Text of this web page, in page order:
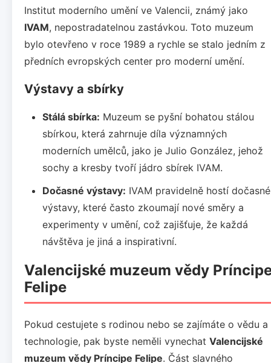
Institut moderního umění ve Valencii, známý jako
IVAM, nepostradatelnou zastávkou. Toto muzeum
bylo otevřeno v roce 1989 a rychle se stalo jedním z
předních evropských center pro moderní umění.
Výstavy a sbírky
Stálá sbírka: Muzeum se pyšní bohatou stálou
sbírkou, která zahrnuje díla významných
moderních umělců, jako je Julio González, jehož
sochy a kresby tvoří jádro sbírek IVAM.
Dočasné výstavy: IVAM pravidelně hostí dočasné
výstavy, které často zkoumají nové směry a
experimenty v umění, což zajišťuje, že každá
návštěva je jiná a inspirativní.
Valencijské muzeum vědy
Felipe
Pokud cestujete s rodinou nebo se zajímáte o vědu a
technologie, pak byste neměli vynechat Valencijské
muzeum vědy Príncipe Felipe. Část slavného